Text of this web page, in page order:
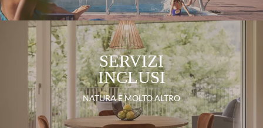
SERVIZI
INCLUSI
NATURA E MOLTO ALTRO